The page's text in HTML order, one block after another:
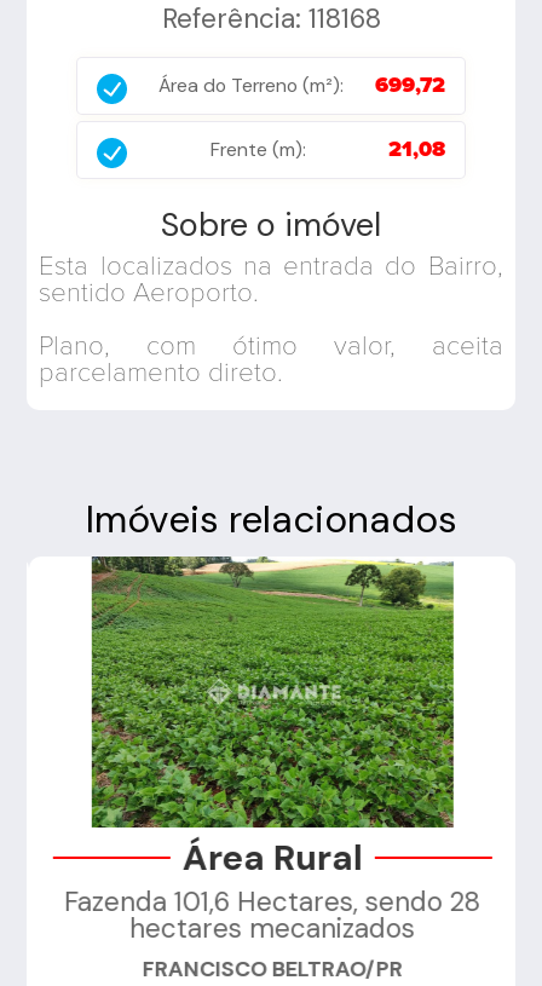
Referência: 118168
Área do Terreno (m²): 699,72
Frente (m): 21,08
Sobre o imóvel
Esta localizados na entrada do Bairro,
sentido Aeroporto.
Plano, com ótimo valor, aceita
parcelamento direto.
Imóveis relacionados
Área Rural
Fazenda 101,6 Hectares, sendo 28
hectares mecanizados
FRANCISCO BELTRAO/PR